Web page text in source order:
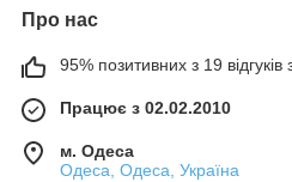
Про нас
95% позитивних з 19 відгуків
Працює з 02.02.2010
м. Одеса
Одеса, Одеса, Україна